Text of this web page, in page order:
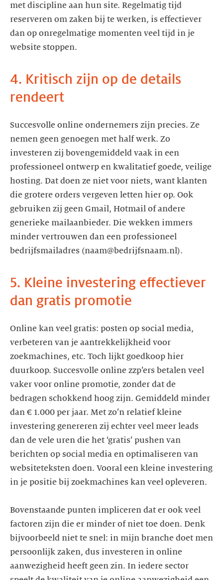
met discipline aan hun site. Regelmatig tijd
reserveren om zaken bij te werken, is effectiever
dan op onregelmatige momenten veel tijd in je
website stoppen.
4. Kritisch zijn op de details
rendeert
Succesvolle online ondernemers zijn precies. Ze
nemen geen genoegen met half werk. Zo
investeren zij bovengemiddeld vaak in een
professioneel ontwerp en kwalitatief goede, veilige
hosting. Dat doen ze niet voor niets, want klanten
die grotere orders vergeven letten hier op. Ook
gebruiken zij geen Gmail, Hotmail of andere
generieke mailaanbieder. Die wekken immers
minder vertrouwen dan een professioneel
bedrijfsmailadres (naam@bedrijfsnaam.nl).
5. Kleine investering effectiever
dan gratis promotie
Online kan veel gratis: posten op social media,
verbeteren van je aantrekkelijkheid voor
zoekmachines, etc. Toch lijkt goedkoop hier
duurkoop. Succesvolle online zzp’ers betalen veel
vaker voor online promotie, zonder dat de
bedragen schokkend hoog zijn. Gemiddeld minder
dan € 1.000 per jaar. Met zo’n relatief kleine
investering genereren zij echter veel meer leads
dan de vele uren die het ‘gratis’ pushen van
berichten op social media en optimaliseren van
websiteteksten doen. Vooral een kleine investering
in je positie bij zoekmachines kan veel opleveren.
Bovenstaande punten impliceren dat er ook veel
factoren zijn die er minder of niet toe doen. Denk
bijvoorbeeld niet te snel: in mijn branche doet men
persoonlijk zaken, dus investeren in online
aanwezigheid heeft geen zin. In iedere sector